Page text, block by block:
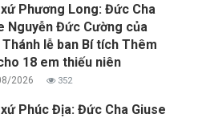
Phương Long: Đức Cha
Nguyễn Đức Cường của
Thánh lễ ban Bí tích Thêm
18 em thiếu niên
2026 352
Phúc Địa: Đức Cha Giuse